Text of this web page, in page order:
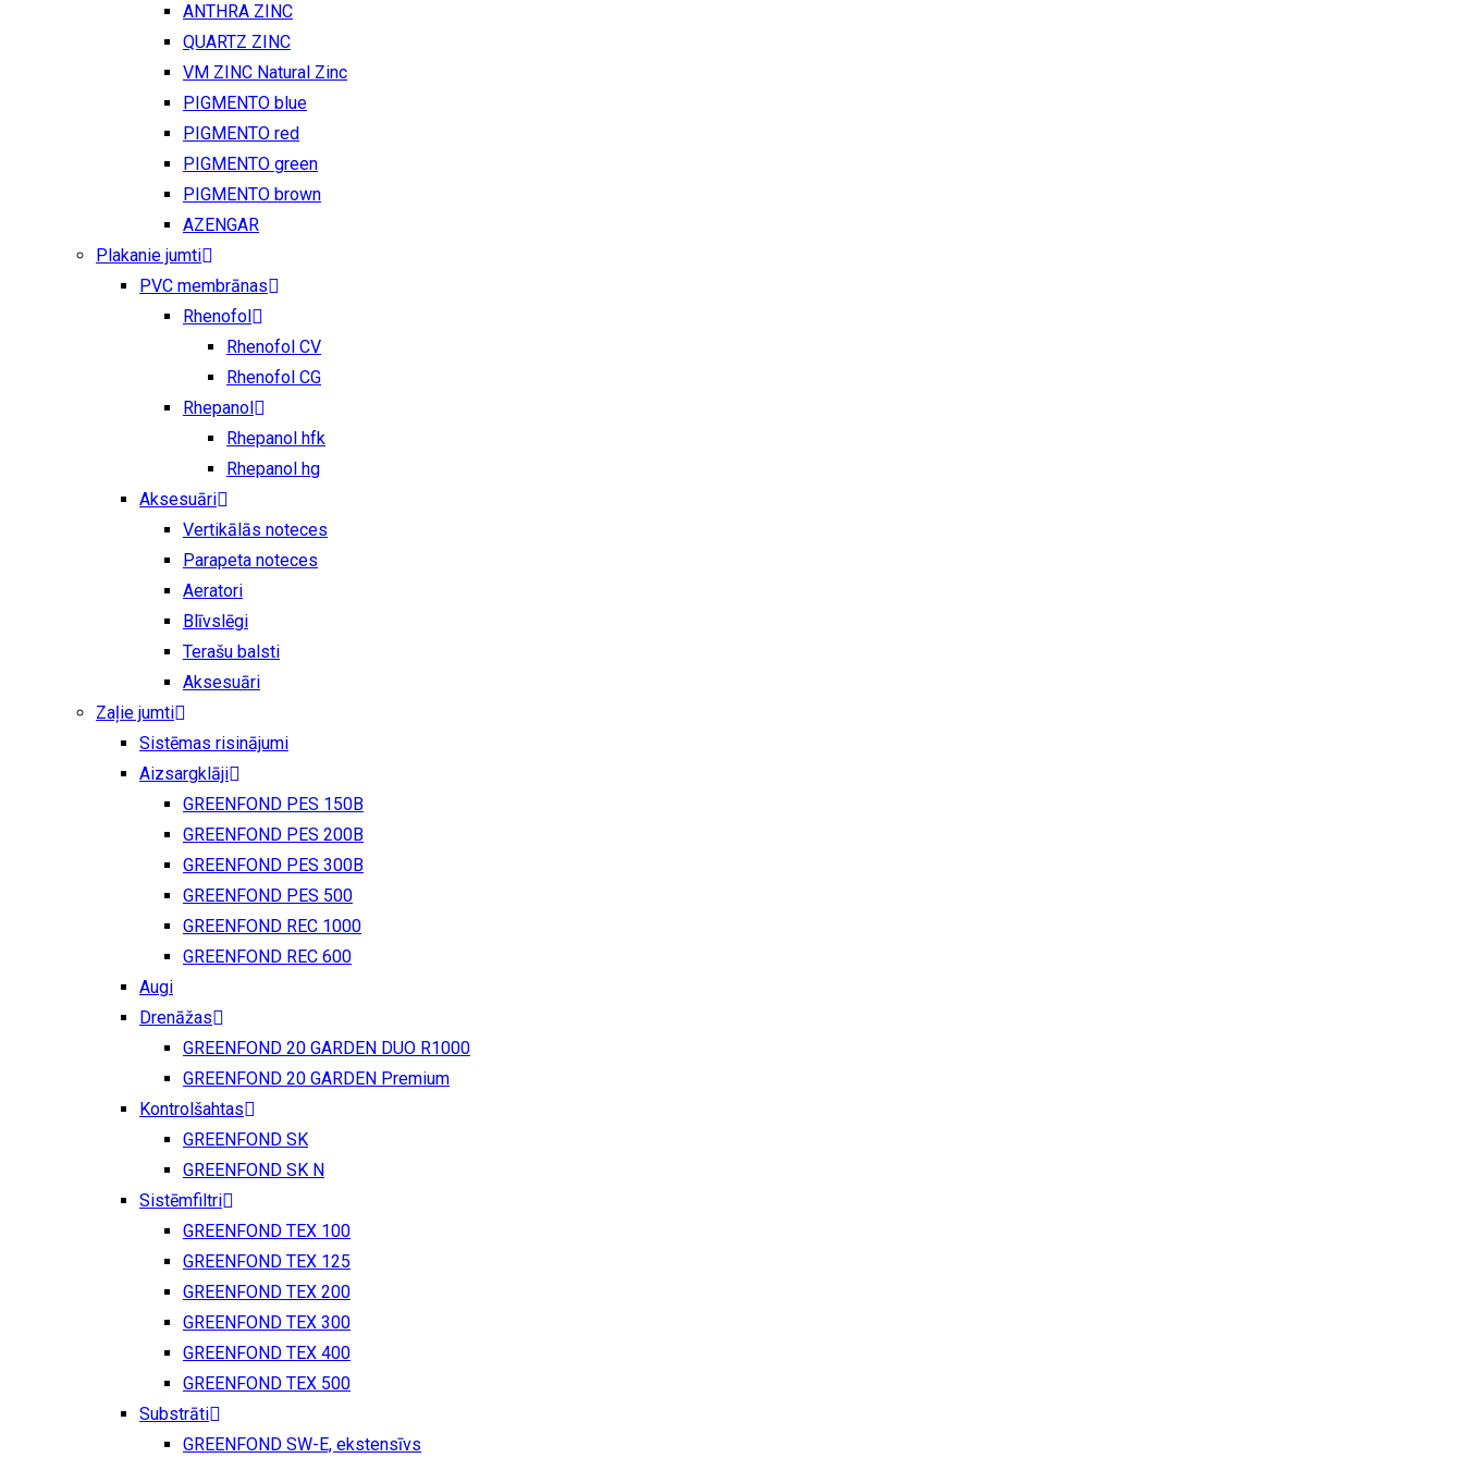
ANTHRA ZINC
QUARTZ ZINC
VM ZINC Natural Zinc
PIGMENTO blue
PIGMENTO red
PIGMENTO green
PIGMENTO brown
AZENGAR
Plakanie jumti
PVC membrānas
Rhenofol
Rhenofol CV
Rhenofol CG
Rhepanol
Rhepanol hfk
Rhepanol hg
Aksesuāri
Vertikālās noteces
Parapeta noteces
Aeratori
Blīvslēgi
Terašu balsti
Aksesuāri
Zaļie jumti
Sistēmas risinājumi
Aizsargklāji
GREENFOND PES 150B
GREENFOND PES 200B
GREENFOND PES 300B
GREENFOND PES 500
GREENFOND REC 1000
GREENFOND REC 600
Augi
Drenāžas
GREENFOND 20 GARDEN DUO R1000
GREENFOND 20 GARDEN Premium
Kontrolšahtas
GREENFOND SK
GREENFOND SK N
Sistēmfiltri
GREENFOND TEX 100
GREENFOND TEX 125
GREENFOND TEX 200
GREENFOND TEX 300
GREENFOND TEX 400
GREENFOND TEX 500
Substrāti
GREENFOND SW-E, ekstensīvs